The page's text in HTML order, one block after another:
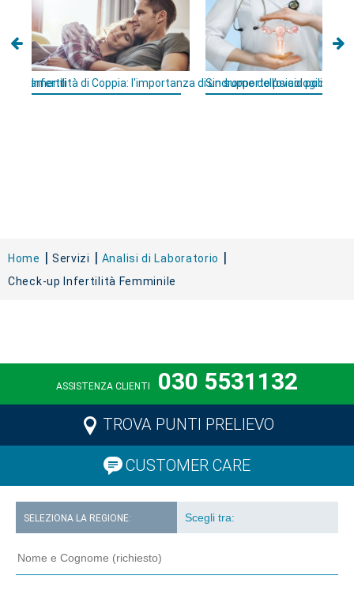
trattamenti
Infertilità di Coppia: l'importanza di un supporto psicologico
Sindrome dell’ovaio
Home Servizi
Analisi di Laboratorio
Check-up Infertilità Femminile
ASSISTENZA CLIENTI 030 5531132
TROVA PUNTI PRELIEVO
CUSTOMER CARE
SELEZIONA LA REGIONE: